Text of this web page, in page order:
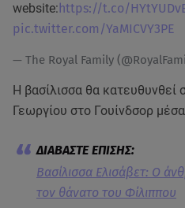
website:https://t.co/
pic.twitter.com/YaMICVY3PE
— The Royal Family
Η βασίλισσα θα κατευθυνθεί
Γεωργίου στο Γουίνδσορ
Βασίλισσα Ελισάβετ: Ο
τον θάνατο του Φίλιππου